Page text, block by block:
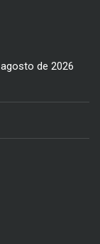
de 2026